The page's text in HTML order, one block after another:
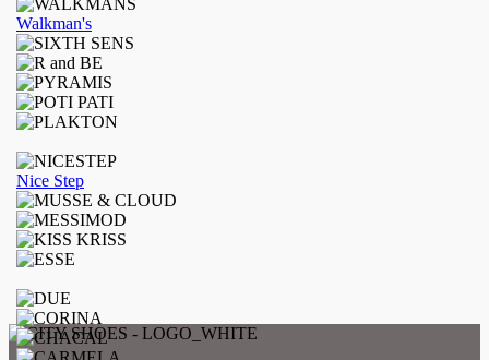
Walkman's
Nice Step